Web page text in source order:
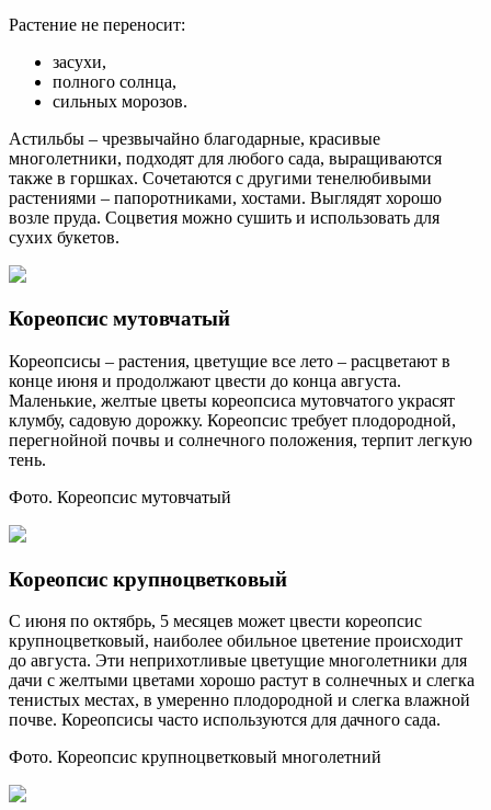
Растение не переносит:
засухи,
полного солнца,
сильных морозов.
Астильбы – чрезвычайно благодарные, красивые
многолетники, подходят для любого сада, выращиваются
также в горшках. Сочетаются с другими тенелюбивыми
растениями – папоротниками, хостами. Выглядят хорошо
возле пруда. Соцветия можно сушить и использовать для
сухих букетов.
Кореопсис мутовчатый
Кореопсисы – растения, цветущие все лето – расцветают в
конце июня и продолжают цвести до конца августа.
Маленькие, желтые цветы кореопсиса мутовчатого украсят
клумбу, садовую дорожку. Кореопсис требует плодородной,
перегнойной почвы и солнечного положения, терпит легкую
тень.
Фото. Кореопсис мутовчатый
Кореопсис крупноцветковый
С июня по октябрь, 5 месяцев может цвести кореопсис
крупноцветковый, наиболее обильное цветение происходит
до августа. Эти неприхотливые цветущие многолетники для
дачи с желтыми цветами хорошо растут в солнечных и слегка
тенистых местах, в умеренно плодородной и слегка влажной
почве. Кореопсисы часто используются для дачного сада.
Фото. Кореопсис крупноцветковый многолетний